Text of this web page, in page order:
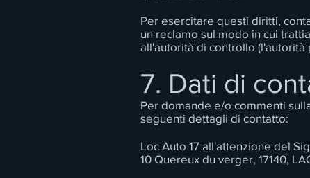
Per esercitare questi diritti,
un reclamo sul modo in cui
all'autorità di controllo (l'autorità
7. Dati di
Per domande e/o commenti
seguenti dettagli di contatto:
Loc Auto 17 all'attenzione del
10 Quereux du verger, 17140,